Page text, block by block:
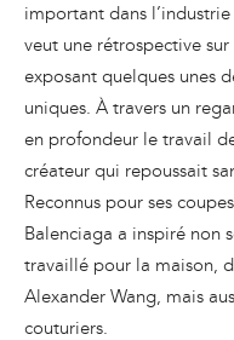
important dans
veut une rétrospective
exposant quelques unes
uniques. À travers un
en profondeur le travail
créateur qui repoussait
Reconnus pour ses
Balenciaga a inspiré non
travaillé pour la maison,
Alexander Wang, mais
couturiers.